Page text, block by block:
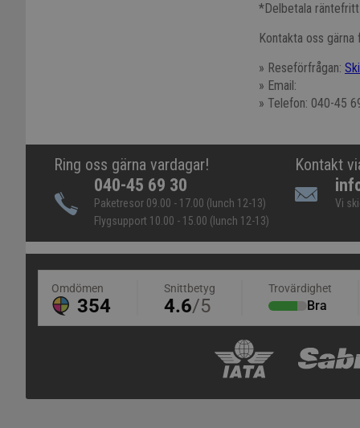
*Delbetala
Kontakta oss
» Reseförfrågan:
» Email:
» Telefon: 040-45
Ring oss gärna vardagar!
040-45 69 30
Paketresor 09.00 - 17.00 (lunch 12-13)
Flygsupport 10.00 - 15.00 (lunch 12-13)
Kontakt
Vi